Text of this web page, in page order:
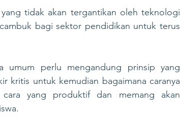
tidak akan tergantikan oleh teknologi
bagi sektor pendidikan untuk terus
umum perlu mengandung prinsip yang
kritis untuk kemudian bagaimana caranya
yang produktif dan memang akan